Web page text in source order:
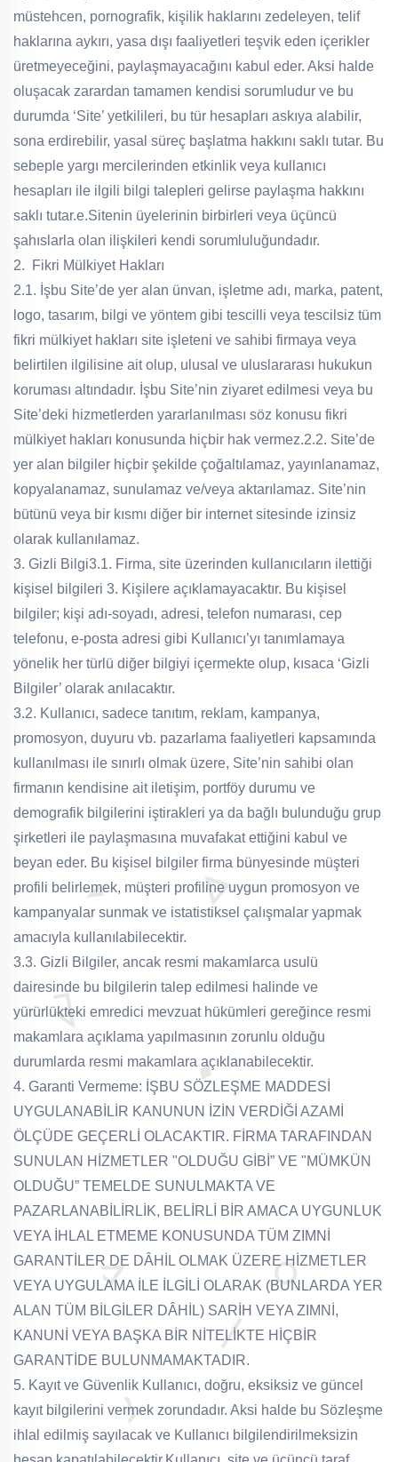
müstehcen, pornografik, kişilik haklarını zedeleyen, telif
haklarına aykırı, yasa dışı faaliyetleri teşvik eden içerikler
üretmeyeceğini, paylaşmayacağını kabul eder. Aksi halde
oluşacak zarardan tamamen kendisi sorumludur ve bu
durumda ‘Site’ yetkilileri, bu tür hesapları askıya alabilir,
sona erdirebilir, yasal süreç başlatma hakkını saklı tutar. Bu
sebeple yargı mercilerinden etkinlik veya kullanıcı
hesapları ile ilgili bilgi talepleri gelirse paylaşma hakkını
saklı tutar.e.Sitenin üyelerinin birbirleri veya üçüncü
şahıslarla olan ilişkileri kendi sorumluluğundadır.
2. Fikri Mülkiyet Hakları
2.1. İşbu Site’de yer alan ünvan, işletme adı, marka, patent,
logo, tasarım, bilgi ve yöntem gibi tescilli veya tescilsiz tüm
fikri mülkiyet hakları site işleteni ve sahibi firmaya veya
belirtilen ilgilisine ait olup, ulusal ve uluslararası hukukun
koruması altındadır. İşbu Site’nin ziyaret edilmesi veya bu
Site’deki hizmetlerden yararlanılması söz konusu fikri
mülkiyet hakları konusunda hiçbir hak vermez.2.2. Site’de
yer alan bilgiler hiçbir şekilde çoğaltılamaz, yayınlanamaz,
kopyalanamaz, sunulamaz ve/veya aktarılamaz. Site’nin
bütünü veya bir kısmı diğer bir internet sitesinde izinsiz
olarak kullanılamaz.
3. Gizli Bilgi3.1. Firma, site üzerinden kullanıcıların ilettiği
kişisel bilgileri 3. Kişilere açıklamayacaktır. Bu kişisel
bilgiler; kişi adı-soyadı, adresi, telefon numarası, cep
telefonu, e-posta adresi gibi Kullanıcı’yı tanımlamaya
yönelik her türlü diğer bilgiyi içermekte olup, kısaca ‘Gizli
Bilgiler’ olarak anılacaktır.
3.2. Kullanıcı, sadece tanıtım, reklam, kampanya,
promosyon, duyuru vb. pazarlama faaliyetleri kapsamında
kullanılması ile sınırlı olmak üzere, Site’nin sahibi olan
firmanın kendisine ait iletişim, portföy durumu ve
demografik bilgilerini iştirakleri ya da bağlı bulunduğu grup
şirketleri ile paylaşmasına muvafakat ettiğini kabul ve
beyan eder. Bu kişisel bilgiler firma bünyesinde müşteri
profili belirlemek, müşteri profiline uygun promosyon ve
kampanyalar sunmak ve istatistiksel çalışmalar yapmak
amacıyla kullanılabilecektir.
3.3. Gizli Bilgiler, ancak resmi makamlarca usulü
dairesinde bu bilgilerin talep edilmesi halinde ve
yürürlükteki emredici mevzuat hükümleri gereğince resmi
makamlara açıklama yapılmasının zorunlu olduğu
durumlarda resmi makamlara açıklanabilecektir.
4. Garanti Vermeme: İŞBU SÖZLEŞME MADDESİ
UYGULANABİLİR KANUNUN İZİN VERDİĞİ AZAMİ
ÖLÇÜDE GEÇERLİ OLACAKTIR. FİRMA TARAFINDAN
SUNULAN HİZMETLER "OLDUĞU GİBİ” VE "MÜMKÜN
OLDUĞU” TEMELDE SUNULMAKTA VE
PAZARLANABİLİRLİK, BELİRLİ BİR AMACA UYGUNLUK
VEYA İHLAL ETMEME KONUSUNDA TÜM ZIMNİ
GARANTİLER DE DÂHİL OLMAK ÜZERE HİZMETLER
VEYA UYGULAMA İLE İLGİLİ OLARAK (BUNLARDA YER
ALAN TÜM BİLGİLER DÂHİL) SARİH VEYA ZIMNİ,
KANUNİ VEYA BAŞKA BİR NİTELİKTE HİÇBİR
GARANTİDE BULUNMAMAKTADIR.
5. Kayıt ve Güvenlik Kullanıcı, doğru, eksiksiz ve güncel
kayıt bilgilerini vermek zorundadır. Aksi halde bu Sözleşme
ihlal edilmiş sayılacak ve Kullanıcı bilgilendirilmeksizin